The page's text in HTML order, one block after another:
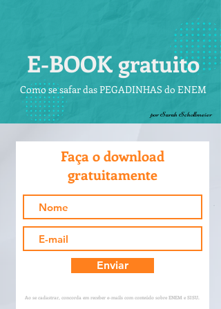
Como se safar das PEGADINHAS do ENEM
por Sarah Schollmeier
E-BOOK gratuito
Faça o download
gratuitamente
Enviar
Ao se cadastrar, concorda em receber e-mails com conteúdo sobre ENEM e SISU.